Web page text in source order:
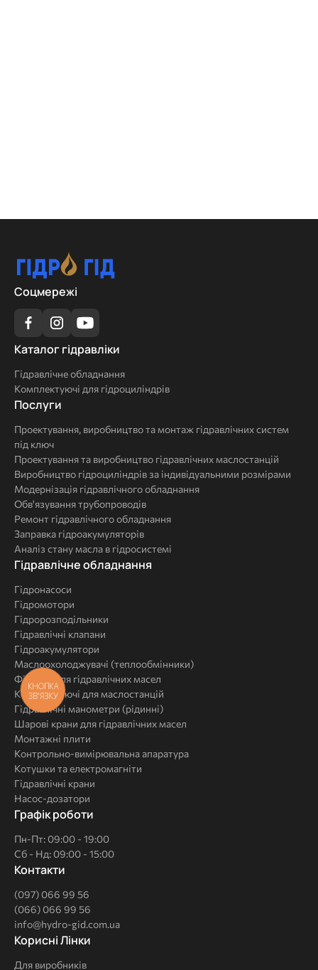
Соцмережі
Каталог
Каталог гідравліки
Гідравлічне обладнання
Комплектуючі для гідроциліндрів
Послуги
Послуги
Проектування, виробництво та монтаж гідравлічних систем
під ключ
Проектування та виробництво гідравлічних маслостанцій
Виробництво гідроциліндрів за індивідуальними розмірами
Модернізація гідравлічного обладнання
Обв'язування трубопроводів
Ремонт гідравлічного обладнання
Заправка гідроакумуляторів
Аналіз стану масла в гідросистемі
Комплексні
Гідравлічне обладнання
Гідронасоси
Гідромотори
Гідророзподільники
Гідравлічні клапани
Гідроакумулятори
Маслоохолоджувачі (теплообмінники)
Фільтри для гідравлічних масел
Комплектуючі для маслостанцій
Гідравлічні манометри (рідинні)
Шарові крани для гідравлічних масел
Монтажні плити
Контрольно-вимірювальна апаратура
Котушки та електромагніти
Гідравлічні крани
Насос-дозатори
Графік роботи
Пн-Пт: 09:00 - 19:00
Сб - Нд: 09:00 - 15:00
Контакти
(097) 066 99 56
(066) 066 99 56
info@hydro-gid.com.ua
Корисні
Корисні Лінки
Для виробників
КНОПКА
ЗВ'ЯЗКУ